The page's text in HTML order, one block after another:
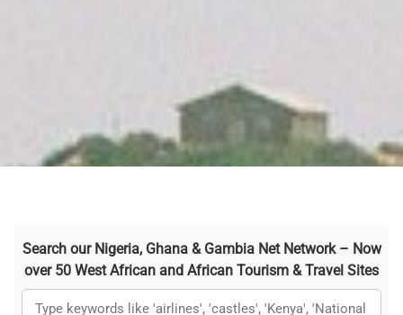
Search our Nigeria, Ghana & Gambia Net Network – Now
over 50 West African and African Tourism & Travel Sites